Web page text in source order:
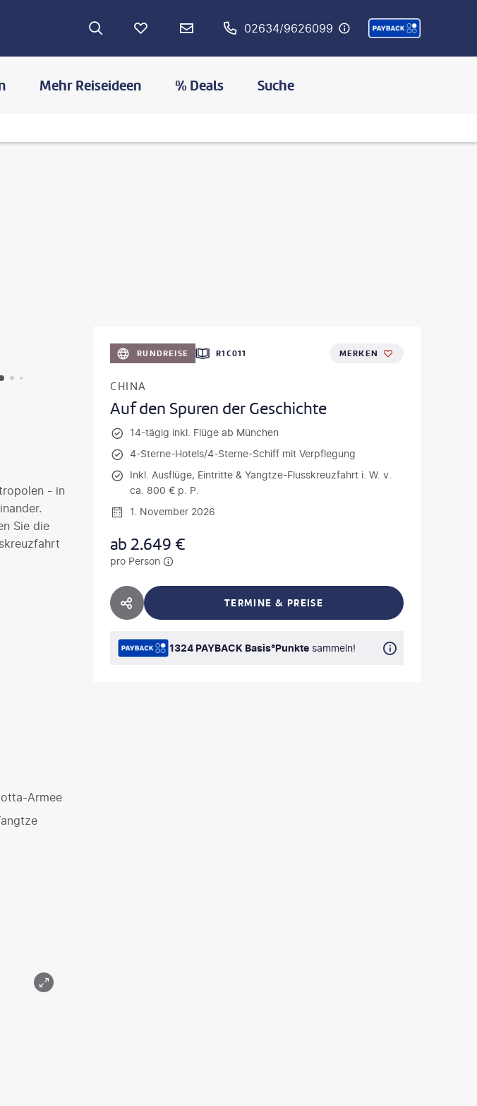
02634/9626099
Mehr Reiseideen % Deals Suche
RUNDREISE R1C011 MERKEN
CHINA
Auf den Spuren der Geschichte
14-tägig inkl. Flüge ab München
4-Sterne-Hotels/4-Sterne-Schiff mit Verpflegung
Inkl. Ausflüge, Eintritte & Yangtze-Flusskreuzfahrt i. W. v.
ca. 800 € p. P.
1. November 2026
ab2.649 €
pro Person
HOTEL TEILEN TERMINE & PREISE
1324 PAYBACK Basis°Punkte sammeln!
- in
Sie die
Armee